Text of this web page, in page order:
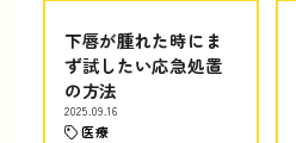
下唇が腫れた時にま
ず試したい応急処置
の方法
2025.09.16
医療